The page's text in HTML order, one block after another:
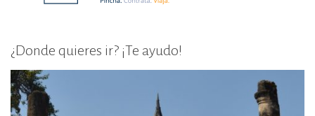
¿Donde quieres ir? ¡Te ayudo!